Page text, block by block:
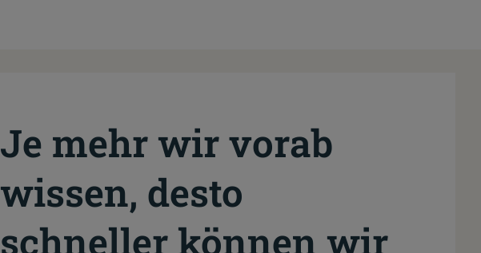
Je mehr wir vorab
wissen, desto
schneller können wir